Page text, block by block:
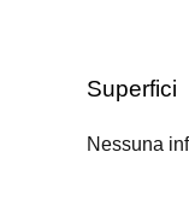
Superfici
Nessuna